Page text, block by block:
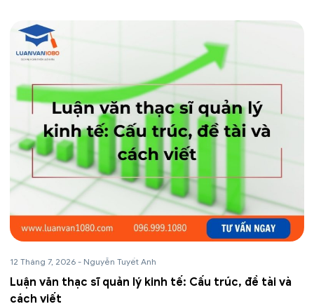
12 Tháng 7, 2026 - Nguyễn Tuyết Anh
Luận văn thạc sĩ quản lý kinh tế: Cấu trúc, đề tài và
cách viết